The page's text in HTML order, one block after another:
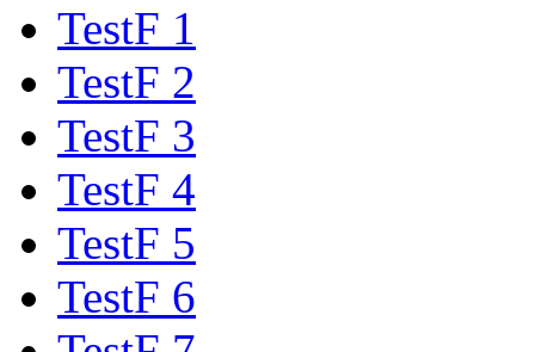
TestF 1
TestF 2
TestF 3
TestF 4
TestF 5
TestF 6